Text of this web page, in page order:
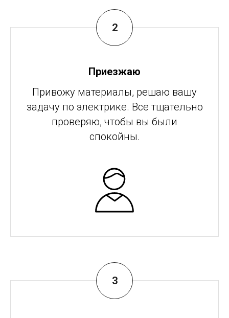
Приезжаю
Привожу материалы, решаю вашу
задачу по электрике. Всё тщательно
проверяю, чтобы вы были
спокойны.